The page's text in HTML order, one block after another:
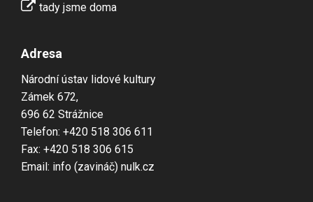
tady jsme doma
Adresa
Národní ústav lidové kultury
Zámek 672,
696 62 Strážnice
Telefon: +420 518 306 611
Fax: +420 518 306 615
Email: info (zavináč) nulk.cz